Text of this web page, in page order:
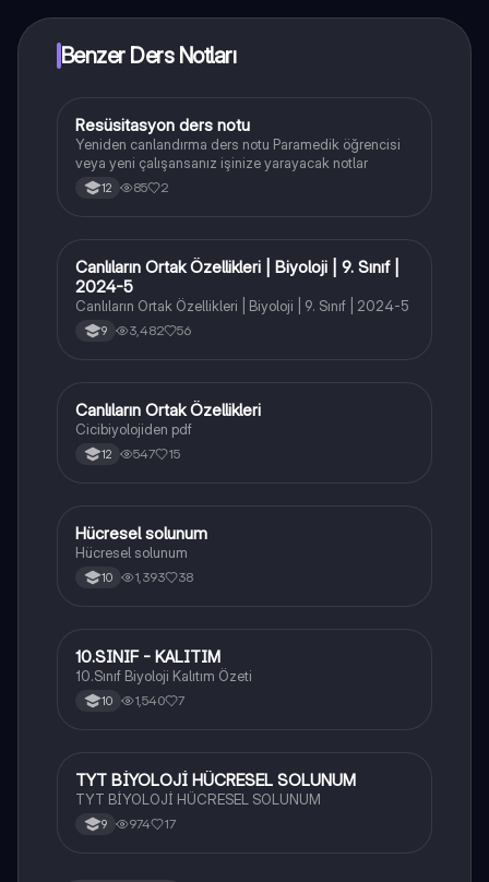
Benzer Ders Notları
Biyoloji
Resüsitasyon ders notu
Yeniden canlandırma ders notu Paramedik öğrencisi
veya yeni çalışansanız işinize yarayacak notlar
12 85 2
Biyoloji
Canlıların Ortak Özellikleri | Biyoloji | 9. Sınıf |
2024-5
Canlıların Ortak Özellikleri | Biyoloji | 9. Sınıf | 2024-5
9 3,482 56
Biyoloji
Canlıların Ortak Özellikleri
Cicibiyolojiden pdf
12 547 15
Biyoloji
Hücresel solunum
Hücresel solunum
10 1,393 38
Biyoloji
10.SINIF - KALITIM
10.Sınıf Biyoloji Kalıtım Özeti
10 1,540 7
Biyoloji
TYT BİYOLOJİ HÜCRESEL SOLUNUM
TYT BİYOLOJİ HÜCRESEL SOLUNUM
9 974 17